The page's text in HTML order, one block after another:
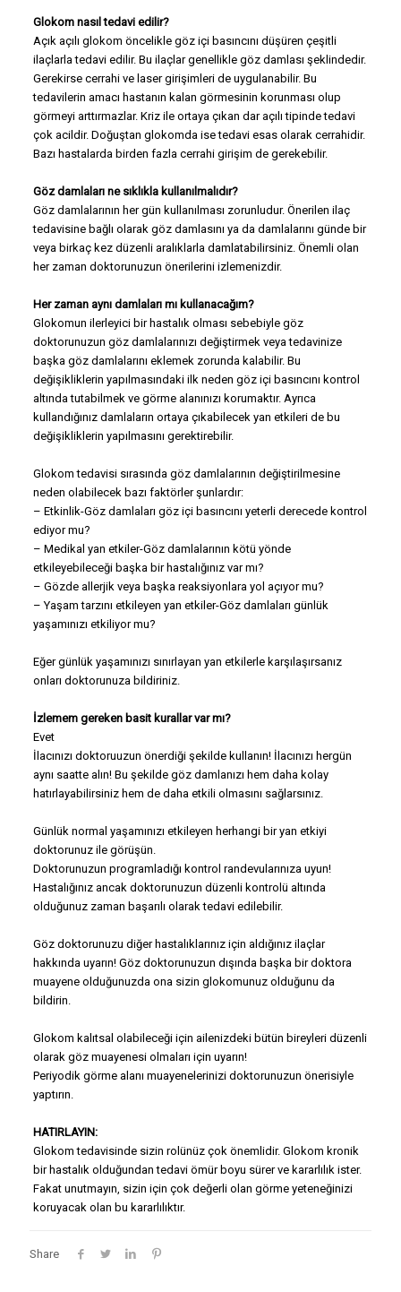
Glokom nasıl tedavi edilir?
Açık açılı glokom öncelikle göz içi basıncını düşüren çeşitli
ilaçlarla tedavi edilir. Bu ilaçlar genellikle göz damlası şeklindedir.
Gerekirse cerrahi ve laser girişimleri de uygulanabilir. Bu
tedavilerin amacı hastanın kalan görmesinin korunması olup
görmeyi arttırmazlar. Kriz ile ortaya çıkan dar açılı tipinde tedavi
çok acildir. Doğuştan glokomda ise tedavi esas olarak cerrahidir.
Bazı hastalarda birden fazla cerrahi girişim de gerekebilir.
Göz damlaları ne sıklıkla kullanılmalıdır?
Göz damlalarının her gün kullanılması zorunludur. Önerilen ilaç
tedavisine bağlı olarak göz damlasını ya da damlalarını günde bir
veya birkaç kez düzenli aralıklarla damlatabilirsiniz. Önemli olan
her zaman doktorunuzun önerilerini izlemenizdir.
Her zaman aynı damlaları mı kullanacağım?
Glokomun ilerleyici bir hastalık olması sebebiyle göz
doktorunuzun göz damlalarınızı değiştirmek veya tedavinize
başka göz damlalarını eklemek zorunda kalabilir. Bu
değişikliklerin yapılmasındaki ilk neden göz içi basıncını kontrol
altında tutabilmek ve görme alanınızı korumaktır. Ayrıca
kullandığınız damlaların ortaya çıkabilecek yan etkileri de bu
değişikliklerin yapılmasını gerektirebilir.
Glokom tedavisi sırasında göz damlalarının değiştirilmesine
neden olabilecek bazı faktörler şunlardır:
– Etkinlik-Göz damlaları göz içi basıncını yeterli derecede kontrol
ediyor mu?
– Medikal yan etkiler-Göz damlalarının kötü yönde
etkileyebileceği başka bir hastalığınız var mı?
– Gözde allerjik veya başka reaksiyonlara yol açıyor mu?
– Yaşam tarzını etkileyen yan etkiler-Göz damlaları günlük
yaşamınızı etkiliyor mu?
Eğer günlük yaşamınızı sınırlayan yan etkilerle karşılaşırsanız
onları doktorunuza bildiriniz.
İzlemem gereken basit kurallar var mı?
Evet
İlacınızı doktoruuzun önerdiği şekilde kullanın! İlacınızı hergün
aynı saatte alın! Bu şekilde göz damlanızı hem daha kolay
hatırlayabilirsiniz hem de daha etkili olmasını sağlarsınız.
Günlük normal yaşamınızı etkileyen herhangi bir yan etkiyi
doktorunuz ile görüşün.
Doktorunuzun programladığı kontrol randevularınıza uyun!
Hastalığınız ancak doktorunuzun düzenli kontrolü altında
olduğunuz zaman başarılı olarak tedavi edilebilir.
Göz doktorunuzu diğer hastalıklarınız için aldığınız ilaçlar
hakkında uyarın! Göz doktorunuzun dışında başka bir doktora
muayene olduğunuzda ona sizin glokomunuz olduğunu da
bildirin.
Glokom kalıtsal olabileceği için ailenizdeki bütün bireyleri düzenli
olarak göz muayenesi olmaları için uyarın!
Periyodik görme alanı muayenelerinizi doktorunuzun önerisiyle
yaptırın.
HATIRLAYIN:
Glokom tedavisinde sizin rolünüz çok önemlidir. Glokom kronik
bir hastalık olduğundan tedavi ömür boyu sürer ve kararlılık ister.
Fakat unutmayın, sizin için çok değerli olan görme yeteneğinizi
koruyacak olan bu kararlılıktır.
Share